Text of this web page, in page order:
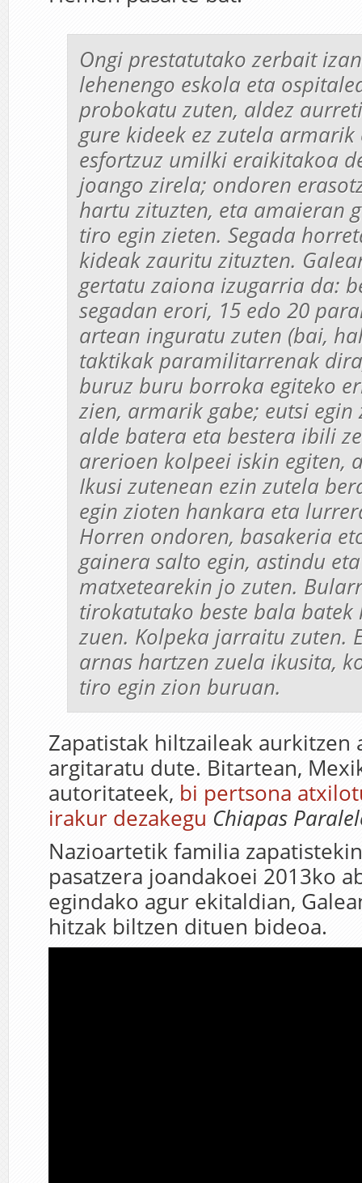
Ongi prestatutako zerbait
lehenengo eskola eta
probokatu zuten, aldez
gure kideek ez zutela armarik
esfortzuz umilki eraikitakoa
joango zirela; ondoren
hartu zituzten, eta amaieran
tiro egin zieten. Segada
kideak zauritu zituzten.
gertatu zaiona izugarria da:
segadan erori, 15 edo 20
artean inguratu zuten (bai,
taktikak paramilitarrenak
buruz buru borroka egiteko
zien, armarik gabe; eutsi egin
alde batera eta bestera ibili
arerioen kolpeei iskin egiten,
Ikusi zutenean ezin zutela
egin zioten hankara eta
Horren ondoren, basakeria
gainera salto egin, astindu eta
matxetearekin jo zuten.
tirokatutako beste bala
zuen. Kolpeka jarraitu zuten.
arnas hartzen zuela ikusita,
tiro egin zion buruan.
Zapatistak hiltzaileak aurkitzen
argitaratu dute. Bitartean,
autoritateek, bi pertsona
irakur dezakegu Chiapas
Nazioartetik familia
pasatzera joandakoei 2013ko
egindako agur ekitaldian,
hitzak biltzen dituen bideoa.